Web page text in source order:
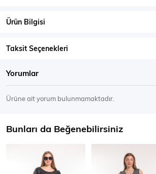
Ürün Bilgisi
Taksit Seçenekleri
Yorumlar
Ürüne ait yorum bulunmamaktadır.
Bunları da Beğenebilirsiniz